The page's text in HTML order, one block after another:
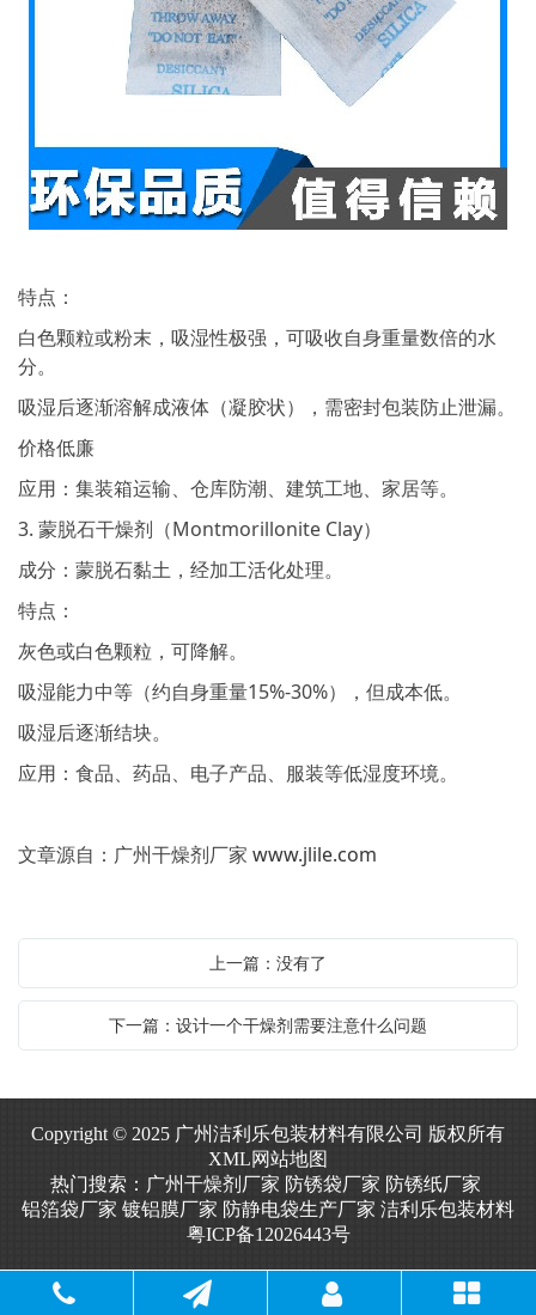
特点：
白色颗粒或粉末，吸湿性极强，可吸收自身重量数倍的水
分。
吸湿后逐渐溶解成液体（凝胶状），需密封包装防止泄漏。
价格低廉
应用：集装箱运输、仓库防潮、建筑工地、家居等。
3. 蒙脱石干燥剂（Montmorillonite Clay）
成分：蒙脱石黏土，经加工活化处理。
特点：
灰色或白色颗粒，可降解。
吸湿能力中等（约自身重量15%-30%），但成本低。
吸湿后逐渐结块。
应用：食品、药品、电子产品、服装等低湿度环境。
文章源自：广州干燥剂厂家 www.jlile.com
上一篇：没有了
下一篇：设计一个干燥剂需要注意什么问题
Copyright © 2025 广州洁利乐包装材料有限公司 版权所有
XML网站地图
热门搜索： 广州干燥剂厂家 防锈袋厂家 防锈纸厂家
铝箔袋厂家 镀铝膜厂家 防静电袋生产厂家 洁利乐包装材料
粤ICP备12026443号